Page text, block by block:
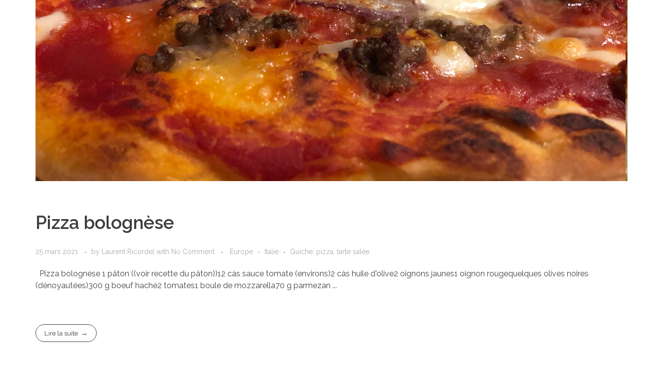
Pizza bolognèse
25 mars 2021 by Laurent Ricordel with No Comment Europe Italie Quiche, pizza, tarte salée
Pizza bolognèse 1 pâton ((voir recette du pâton))12 càs sauce tomate (environs)2 càs huile d'olive2 oignons jaunes1 oignon rougequelques olives noires
(dénoyautées)300 g boeuf haché2 tomates1 boule de mozzarella70 g parmezan ...
Lire la suite